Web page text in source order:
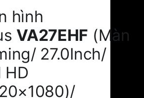
hình
VA27EHF (Màn
27.0Inch/
HD